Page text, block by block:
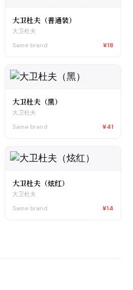
大卫杜夫（普通装）
大卫杜夫
Same brand
¥18
大卫杜夫（黑）
大卫杜夫
Same brand
¥41
大卫杜夫（炫红）
大卫杜夫
Same brand
¥14